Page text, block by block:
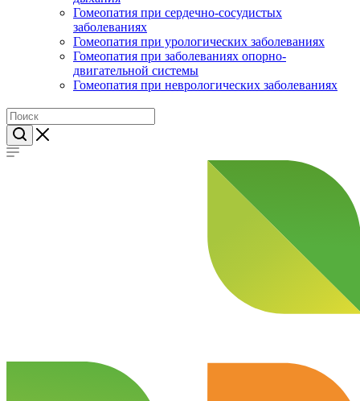
Гомеопатия при сердечно-сосудистых
заболеваниях
Гомеопатия при урологических заболеваниях
Гомеопатия при заболеваниях опорно-
двигательной системы
Гомеопатия при неврологических заболеваниях